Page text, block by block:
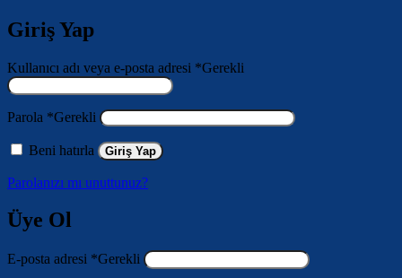
Giriş Yap
Kullanıcı adı veya e-posta adresi *Gerekli
Parola *Gerekli
Beni hatırla Giriş Yap
Parolanızı mı unuttunuz?
Üye Ol
E-posta adresi *Gerekli